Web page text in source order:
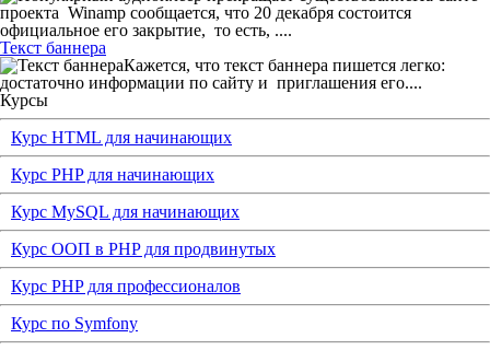
проекта Winamp сообщается, что 20 декабря состоится
официальное его закрытие, то есть, ....
Текст баннера
Кажется, что текст баннера пишется легко:
достаточно информации по сайту и приглашения его....
Курсы
Курс HTML для начинающих
Курс PHP для начинающих
Курс MySQL для начинающих
Курс ООП в PHP для продвинутых
Курс PHP для профессионалов
Курс по Symfony